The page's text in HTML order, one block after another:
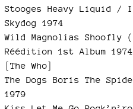
Stooges Heavy Liquid /
Skydog 1974
Wild Magnolias Shoofly
Réédition 1st Album 1974
[The Who]
The Dogs Boris The
1979